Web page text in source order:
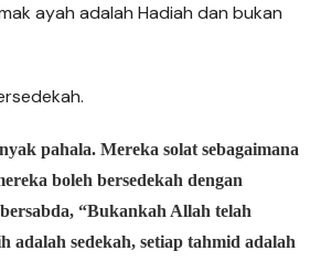
ayah adalah Hadiah dan bukan
pahala. Mereka solat sebagaimana
boleh bersedekah dengan
“Bukankah Allah telah
adalah sedekah, setiap tahmid adalah